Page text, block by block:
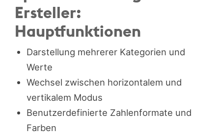
Ersteller:
Hauptfunktionen
Darstellung mehrerer Kategorien und
Werte
Wechsel zwischen horizontalem und
vertikalem Modus
Benutzerdefinierte Zahlenformate und
Farben